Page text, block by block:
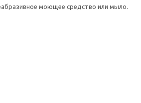
моющее средство или мыло.